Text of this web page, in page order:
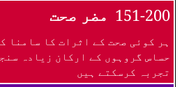
151-200 مضر صحت
ہر کوئی صحت کے اثرات کا سامنا
حساس گروہوں کے ارکان زیادہ
تجربہ کرسکتے ہیں